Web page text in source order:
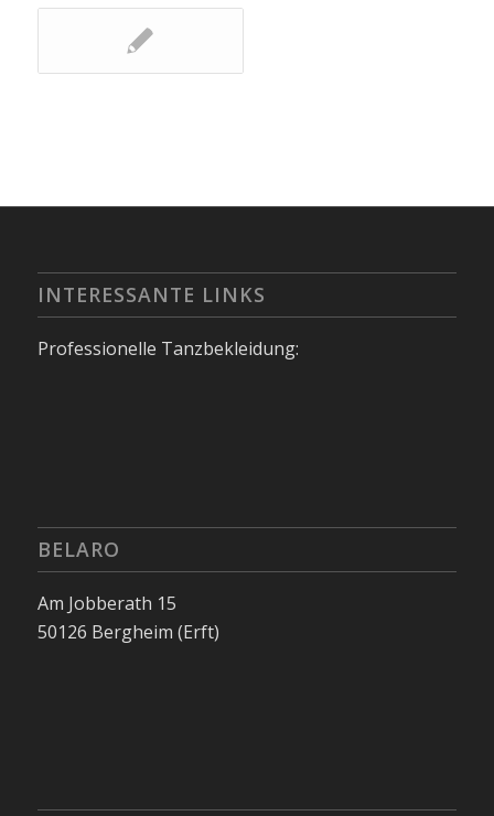
INTERESSANTE LINKS
Professionelle Tanzbekleidung:
BELARO
Am Jobberath 15
50126 Bergheim (Erft)